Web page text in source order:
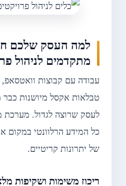
למה העסק שלכם
מתקדמים לניהול
עבודה עם קבוצות וואטסאפ,
טבלאות אקסל מיושנות כבר
לעסק שרוצה לגדול. מערכת
כל המידע הרלוונטי במקום
של יתרונות קריטיים.
ריכוז משימות ושקיפות